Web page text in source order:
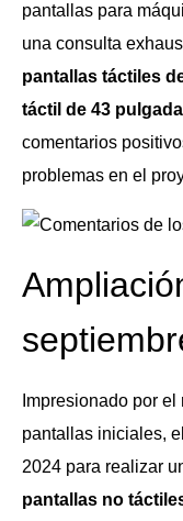
pantallas para
una consulta
pantallas táctiles
táctil de 43
comentarios
problemas en el
Impresionado por
pantallas iniciales,
2024 para realizar
pantallas no